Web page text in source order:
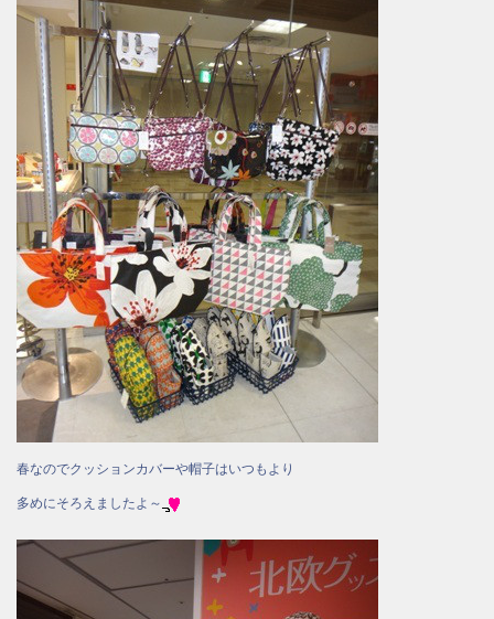
春なのでクッションカバーや帽子はいつもより
多めにそろえましたよ～